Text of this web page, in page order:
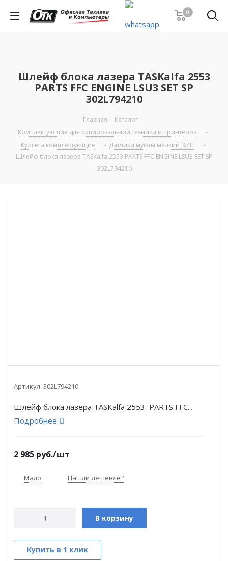
0
Шлейф блока лазера TASKalfa 2553
PARTS FFC ENGINE LSU3 SET SP
302L794210
Главная - Каталог -
Комплектующие для копировальной техники и принтеров
-
Kyocera комплектующие
- Датчики муфты мелкий ЗИП
-
Шлейф блока лазера TASKalfa 2553 PARTS FFC ENGINE LSU3 SET SP
302L794210
Артикул: 302L794210
Шлейф блока лазера TASKalfa 2553 PARTS FFC...
Подробнее
2 985 руб./шт
Мало Нашли дешевле?
В корзину
Купить в 1 клик